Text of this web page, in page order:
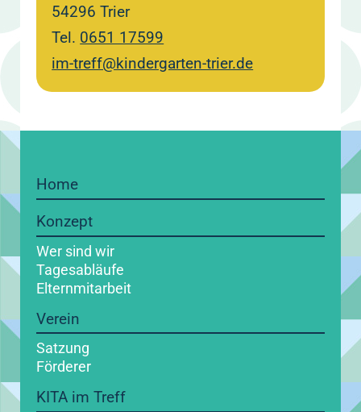
54296 Trier
Tel. 0651 17599
im-treff@kindergarten-trier.de
Home
Konzept
Wer sind wir
Tagesabläufe
Elternmitarbeit
Verein
Satzung
Förderer
KITA im Treff